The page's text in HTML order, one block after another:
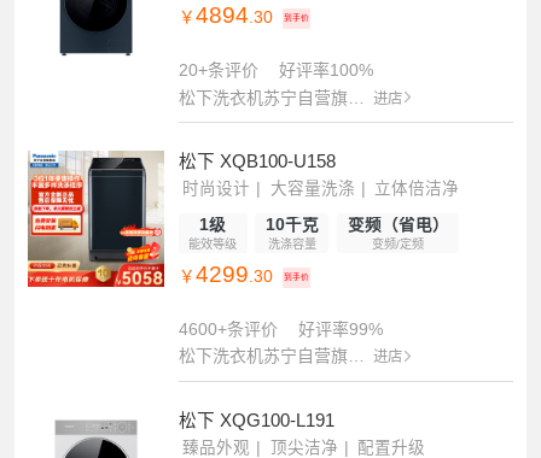
￥ 4894 .30 到手价
20+条评价
好评率100%
松下洗衣机苏宁自营旗舰店
进店
松下 XQB100-U158
时尚设计 大容量洗涤 立体倍洁净
1级
能效等级
10千克
洗涤容量
变频（省电）
变频/定频
￥ 4299 .30 到手价
4600+条评价
好评率99%
松下洗衣机苏宁自营旗舰店
进店
松下 XQG100-L191
臻品外观 顶尖洁净 配置升级